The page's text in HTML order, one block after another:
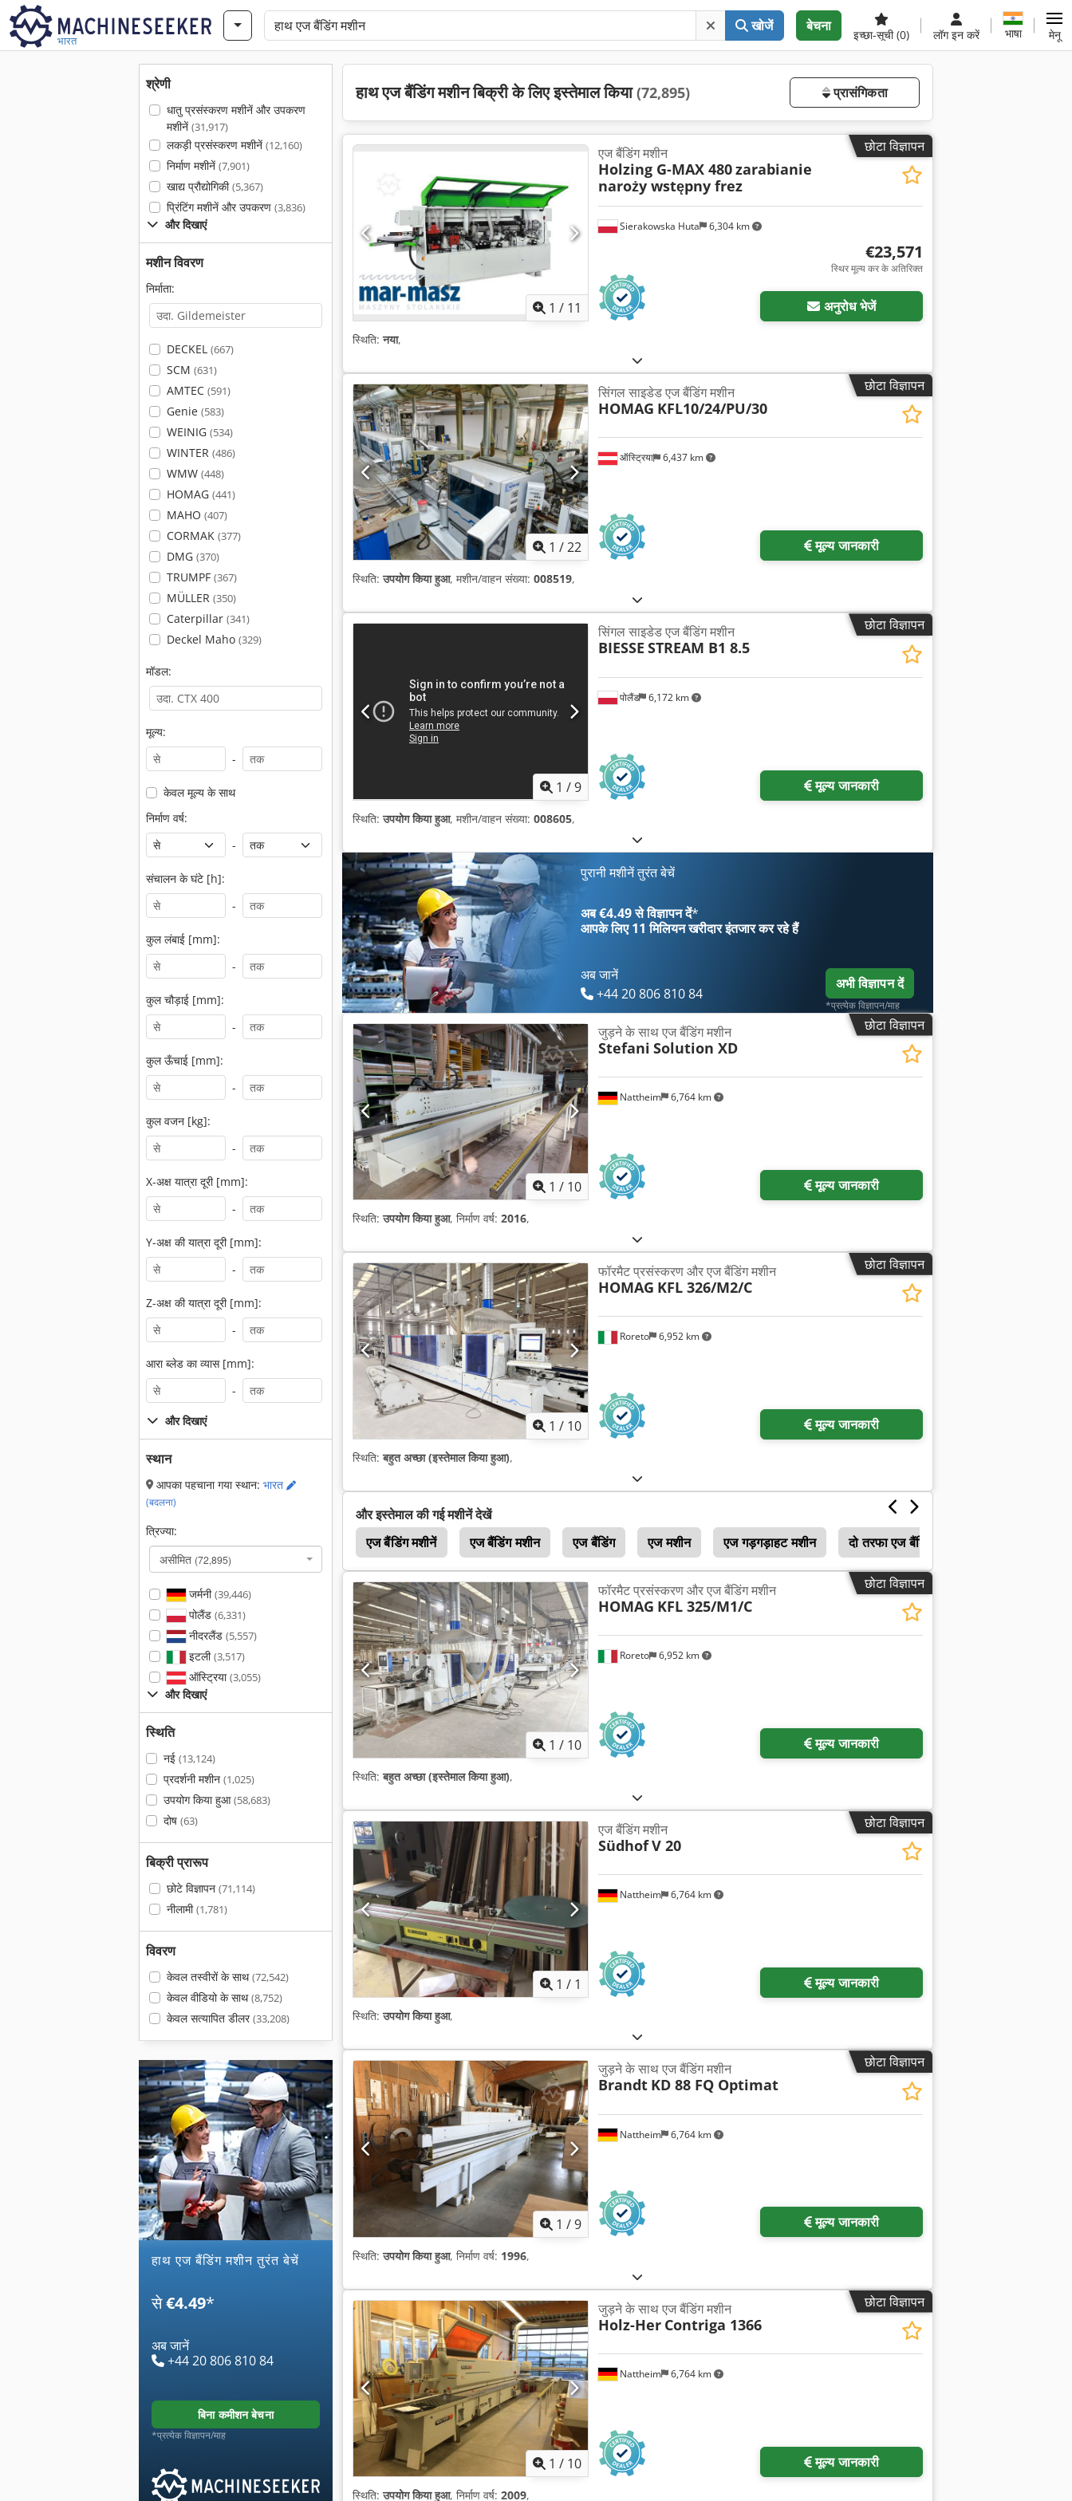
भारत
खोजें बेचना
इच्छा-सूची(0) लॉग इन करें भाषा मेनू
श्रेणी
धातु प्रसंस्करण मशीनें और उपकरण
मशीनें (31,917)
लकड़ी प्रसंस्करण मशीनें (12,160)
निर्माण मशीनें (7,901)
खाद्य प्रौद्योगिकी(5,367)
प्रिंटिंग मशीनें और उपकरण (3,836)
और दिखाएं
मशीन विवरण
निर्माता:
DECKEL (667)
SCM (631)
AMTEC (591)
Genie (583)
WEINIG (534)
WINTER (486)
WMW (448)
HOMAG (441)
MAHO (407)
CORMAK (377)
DMG (370)
TRUMPF (367)
MÜLLER (350)
Caterpillar (341)
Deckel Maho (329)
मॉडल:
मूल्य:
-
केवल मूल्य के साथ
निर्माण वर्ष:
-
संचालन के घंटे [h]:
-
कुल लंबाई [mm]:
-
कुल चौड़ाई [mm]:
-
कुल ऊँचाई [mm]:
-
कुल वजन [kg]:
-
X-अक्ष यात्रा दूरी [mm]:
-
Y-अक्ष की यात्रा दूरी [mm]:
-
Z-अक्ष की यात्रा दूरी [mm]:
-
आरा ब्लेड का व्यास [mm]:
-
और दिखाएं
स्थान
आपका पहचाना गया स्थान: भारत
(बदलना)
त्रिज्या:
असीमित (72,895)
जर्मनी(39,446)
पोलैंड (6,331)
नीदरलैंड (5,557)
इटली(3,517)
ऑस्ट्रिया(3,055)
और दिखाएं
स्थिति
नई (13,124)
प्रदर्शनी मशीन (1,025)
उपयोग किया हुआ(58,683)
दोष (63)
बिक्री प्रारूप
छोटे विज्ञापन (71,114)
नीलामी(1,781)
विवरण
केवल तस्वीरों के साथ(72,542)
केवल वीडियो के साथ(8,752)
केवल सत्यापित डीलर(33,208)
हाथ एज बैंडिंग मशीन तुरंत बेचें
से€4.49*
अब जानें
+44 20 806 810 84
बिना कमीशन बेचना
*प्रत्येक विज्ञापन/माह
हाथ एज बैंडिंग मशीन बिक्री के लिए इस्तेमाल किया(72,895) प्रासंगिकता
छोटा विज्ञापन
1 / 11
Sierakowska Huta 6,304 km
एज बैंडिंग मशीन
Holzing G-MAX 480zarabianie
naroży wstępny frez
€23,571
स्थिर मूल्य कर के अतिरिक्त
अनुरोध भेजें
स्थिति:नया,
छोटा विज्ञापन
1 /22
ऑस्ट्रिया 6,437 km
सिंगल साइडेड एज बैंडिंग मशीन
HOMAG KFL10/24/PU/30
मूल्य जानकारी
स्थिति:उपयोग किया हुआ, मशीन/वाहन संख्या: 008519,
छोटा विज्ञापन
1 /9
पोलैंड 6,172 km
सिंगल साइडेड एज बैंडिंग मशीन
BIESSE STREAM B1 8.5
मूल्य जानकारी
स्थिति:उपयोग किया हुआ, मशीन/वाहन संख्या: 008605,
पुरानी मशीनें तुरंत बेचें
अब €4.49 से विज्ञापन दें*
आपके लिए11 मिलियन खरीदारइंतजार कर रहे हैं
अब जानें
+44 20 806 810 84
अभी विज्ञापन दें
*प्रत्येक विज्ञापन/माह
छोटा विज्ञापन
1 / 10
Nattheim 6,764 km
जुड़ने के साथ एज बैंडिंग मशीन
Stefani Solution XD
मूल्य जानकारी
स्थिति:उपयोग किया हुआ, निर्माण वर्ष: 2016,
छोटा विज्ञापन
1 / 10
Roreto 6,952 km
फॉरमैट प्रसंस्करण और एज बैंडिंग मशीन
HOMAG KFL 326/M2/C
मूल्य जानकारी
स्थिति:बहुत अच्छा (इस्तेमाल किया हुआ),
और इस्तेमाल की गई मशीनें देखें
एज बैंडिंग मशीनें
एज बैंडिंग मशीन एज बैंडिंग एज मशीन एज गड़गड़ाहट मशीन दो तरफा एज बैंडिंग मशीनें
एज मशीन एज गड़गड़ाहट मशीन
छोटा विज्ञापन
1 / 10
Roreto 6,952 km
फॉरमैट प्रसंस्करण और एज बैंडिंग मशीन
HOMAG KFL 325/M1/C
मूल्य जानकारी
स्थिति:बहुत अच्छा (इस्तेमाल किया हुआ),
छोटा विज्ञापन
1 / 1
Nattheim 6,764 km
एज बैंडिंग मशीन
SüdhofV 20
मूल्य जानकारी
स्थिति:उपयोग किया हुआ,
छोटा विज्ञापन
1 /9
Nattheim 6,764 km
जुड़ने के साथ एज बैंडिंग मशीन
Brandt KD 88 FQ Optimat
मूल्य जानकारी
स्थिति:उपयोग किया हुआ, निर्माण वर्ष: 1996,
छोटा विज्ञापन
1 / 10
Nattheim 6,764 km
जुड़ने के साथ एज बैंडिंग मशीन
Holz-Her Contriga 1366
मूल्य जानकारी
स्थिति:उपयोग किया हुआ, निर्माण वर्ष: 2009,